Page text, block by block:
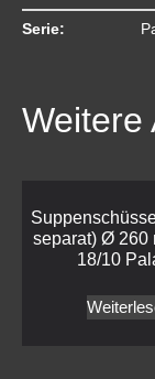
Serie:
Weitere
separat) Ø 260
18/10